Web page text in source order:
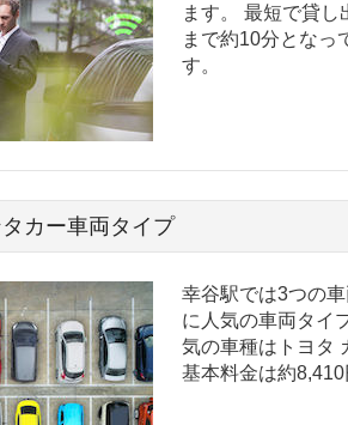
ます。 最短で貸
まで約10分となっ
す。
カー車両タイプ
幸谷駅では3つの
に人気の車両タイ
気の車種はトヨタ
基本料金は約